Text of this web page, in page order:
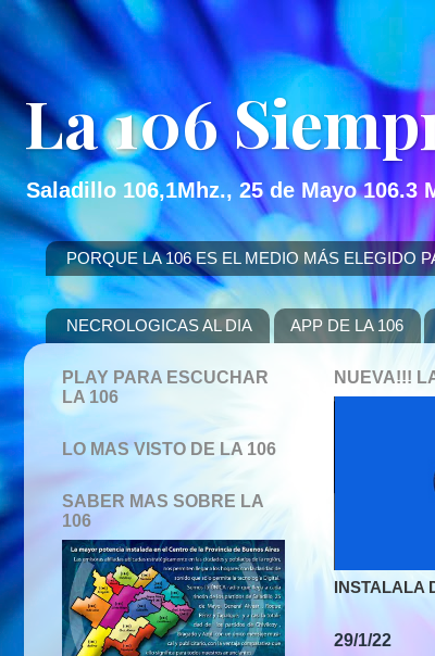
La 106
Saladillo 106,1Mhz., 25 de Mayo 106.3
PORQUE LA 106 ES EL MEDIO MÁS ELEGIDO
NECROLOGICAS AL DIA APP DE LA 106
NUEVA!!!
INSTALALA
29/1/22
PLAY PARA ESCUCHAR
LA 106
LO MAS VISTO DE LA 106
SABER MAS SOBRE LA
106